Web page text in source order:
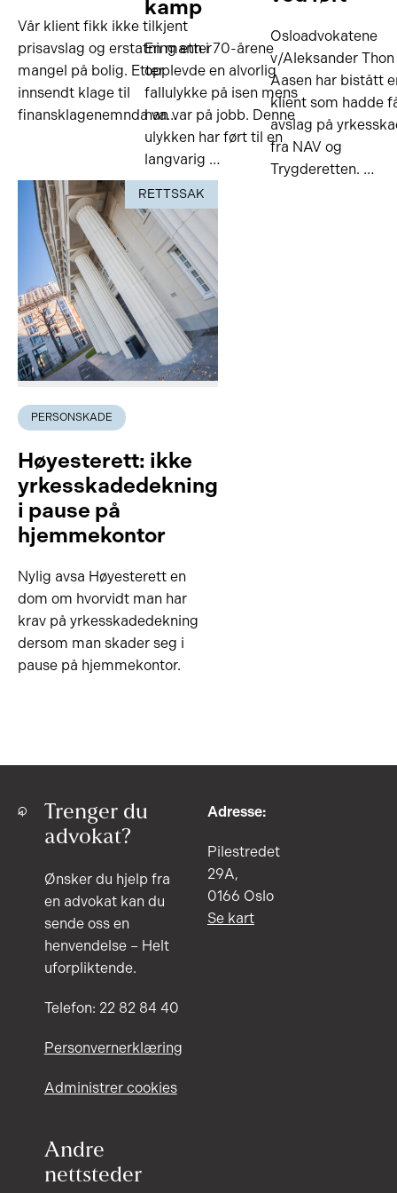
Vår klient fikk ikke tilkjent
prisavslag og erstatning etter
mangel på bolig. Etter
innsendt klage til
finansklagenemnda va…
kamp
En mann i 70-årene
opplevde en alvorlig
fallulykke på isen mens
han var på jobb. Denne
ulykken har ført til en
langvarig …
Osloadvokatene
v/Aleksander Thon
Aasen har bistått
klient som hadde
avslag på
fra NAV og
Trygderetten. …
RETTSSAK
PERSONSKADE
Høyesterett: ikke
yrkesskadedekning
i pause på
hjemmekontor
Nylig avsa Høyesterett en
dom om hvorvidt man har
krav på yrkesskadedekning
dersom man skader seg i
pause på hjemmekontor.
Trenger du
advokat?
Ønsker du hjelp fra
en advokat kan du
sende oss en
henvendelse – Helt
uforpliktende.
Telefon: 22 82 84 40
Personvernerklæring
Administrer cookies
Andre
nettsteder
Adresse:
Pilestredet
29A,
0166 Oslo
Se kart